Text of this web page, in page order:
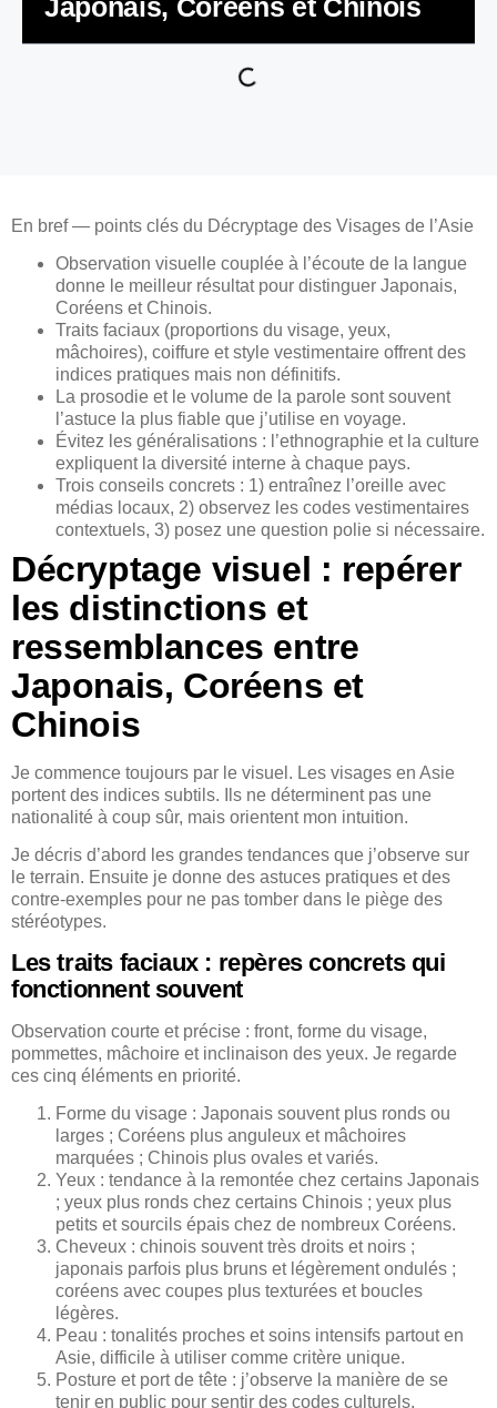
En bref — points clés du Décryptage des Visages de l’Asie
Observation visuelle couplée à l’écoute de la langue
donne le meilleur résultat pour distinguer Japonais,
Coréens et Chinois.
Traits faciaux (proportions du visage, yeux,
mâchoires), coiffure et style vestimentaire offrent des
indices pratiques mais non définitifs.
La prosodie et le volume de la parole sont souvent
l’astuce la plus fiable que j’utilise en voyage.
Évitez les généralisations : l’ethnographie et la culture
expliquent la diversité interne à chaque pays.
Trois conseils concrets : 1) entraînez l’oreille avec
médias locaux, 2) observez les codes vestimentaires
contextuels, 3) posez une question polie si nécessaire.
Décryptage visuel : repérer
les distinctions et
ressemblances entre
Japonais, Coréens et
Chinois
Je commence toujours par le visuel. Les visages en Asie
portent des indices subtils. Ils ne déterminent pas une
nationalité à coup sûr, mais orientent mon intuition.
Je décris d’abord les grandes tendances que j’observe sur
le terrain. Ensuite je donne des astuces pratiques et des
contre-exemples pour ne pas tomber dans le piège des
stéréotypes.
Les traits faciaux : repères concrets qui
fonctionnent souvent
Observation courte et précise : front, forme du visage,
pommettes, mâchoire et inclinaison des yeux. Je regarde
ces cinq éléments en priorité.
Forme du visage : Japonais souvent plus ronds ou
larges ; Coréens plus anguleux et mâchoires
marquées ; Chinois plus ovales et variés.
Yeux : tendance à la remontée chez certains Japonais
; yeux plus ronds chez certains Chinois ; yeux plus
petits et sourcils épais chez de nombreux Coréens.
Cheveux : chinois souvent très droits et noirs ;
japonais parfois plus bruns et légèrement ondulés ;
coréens avec coupes plus texturées et boucles
légères.
Peau : tonalités proches et soins intensifs partout en
Asie, difficile à utiliser comme critère unique.
Posture et port de tête : j’observe la manière de se
tenir en public pour sentir des codes culturels.